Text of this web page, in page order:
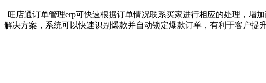
旺店通订单管理erp可快速根据订单情况联系买家进行相应的处理，增
解决方案，系统可以快速识别爆款并自动锁定爆款订单，有利于客户